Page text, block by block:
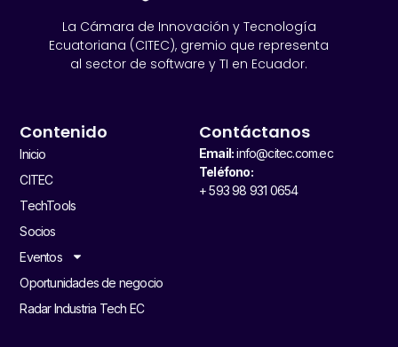
La Cámara de Innovación y Tecnología
Ecuatoriana (CITEC), gremio que representa
al sector de software y TI en Ecuador.
Contenido
Inicio
CITEC
TechTools
Socios
Eventos
Oportunidades de negocio
Radar Industria Tech EC
Contáctanos
Email:info@citec.com.ec
Teléfono:
+ 593 98 931 0654